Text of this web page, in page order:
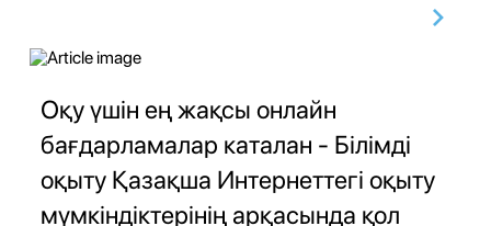
Оқу үшін ең жақсы онлайн
бағдарламалар каталан - Білімді
оқыту Қазақша Интернеттегі оқыту
мүмкіндіктерінің арқасында қол